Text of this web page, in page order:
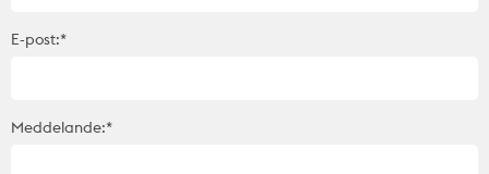
E-post:*
Meddelande:*